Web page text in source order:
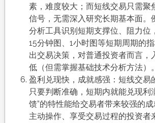
素，难度较大；而短线交易只需聚
信号，无需深入研究长期基本面。
分析工具识别短期支撑位、阻力位
15分钟图、1小时图等短期周期的
出交易决策，对普通投资者而言，
低（但需掌握基础技术分析方法）。
盈利兑现快，成就感强：短线交易
只要判断准确，短期内就能兑现利
馈”的特性能给交易者带来较强的
主动操作、享受交易过程的投资者